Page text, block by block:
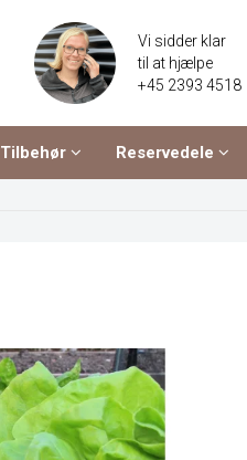
Vi sidder klar
til at hjælpe
+45 2393 4518
Tilbehør Reservedele